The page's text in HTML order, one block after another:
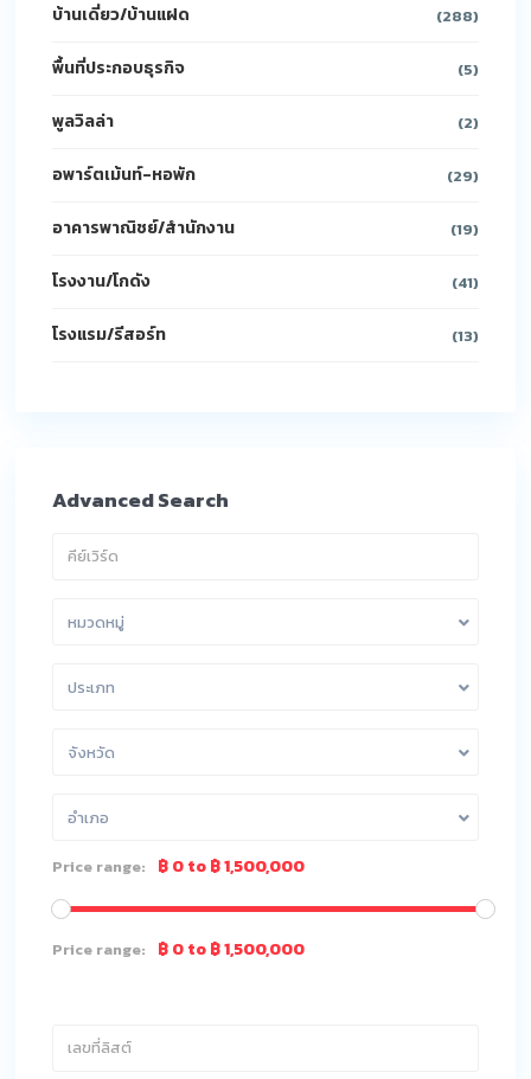
บ้านเดี่ยว/บ้านแฝด (288)
พื้นที่ประกอบธุรกิจ (5)
พูลวิลล่า (2)
อพาร์ตเม้นท์-หอพัก (29)
อาคารพาณิชย์/สำนักงาน (19)
โรงงาน/โกดัง (41)
โรงแรม/รีสอร์ท (13)
Advanced Search
หมวดหมู่
ประเภท
จังหวัด
อำเภอ
Price range: ฿ 0 to ฿ 1,500,000
Price range: ฿ 0 to ฿ 1,500,000